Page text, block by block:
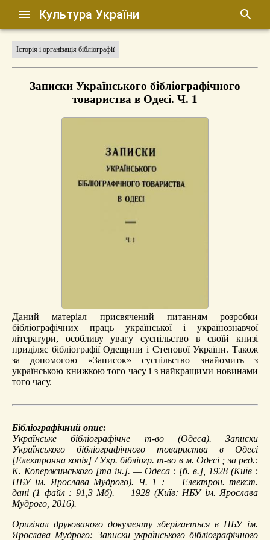
Культура України
Історія і організація бібліографії
Записки Українського бібліографічного
товариства в Одесі. Ч. 1
Даний матеріал присвячений питанням розробки
бібліографічних праць української і українознавчої
літератури, особливу увагу суспільство в своїй книзі
приділяє бібліографії Одещини і Степової України. Також
за допомогою «Записок» суспільство знайомить з
українською книжкою того часу і з найкращими новинами
того часу.
Бібліографічний опис:
Українське бібліографічне т-во (Одеса). Записки
Українського бібліографічного товариства в Одесі
[Електронна копія] / Укр. бібліогр. т-во в м. Одесі ; за ред.:
К. Копержинського [та ін.]. — Одеса : [б. в.], 1928 (Київ :
НБУ ім. Ярослава Мудрого). Ч. 1 : — Електрон. текст.
дані (1 файл : 91,3 Мб). — 1928 (Київ: НБУ ім. Ярослава
Мудрого, 2016).
Оригінал друкованого документу зберігається в НБУ ім.
Ярослава Мудрого: Записки українського бібліографічного